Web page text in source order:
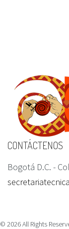
CONTÁCTENOS
Bogotá D.C. -
© 2026All Rights